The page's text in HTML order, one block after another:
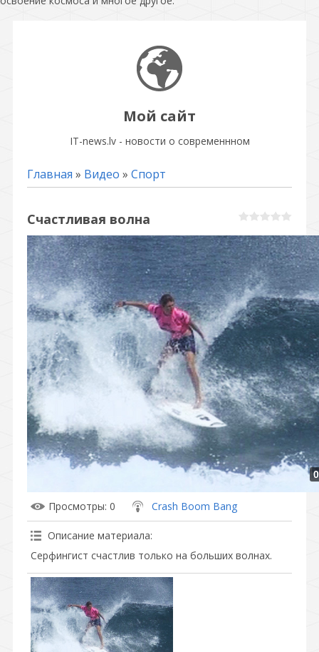
Мой сайт
IT-news.lv - новости о современнном
Главная » Видео » Спорт
Счастливая волна
Просмотры: 0 Crash Boom Bang
Описание материала:
Серфингист счастлив только на больших волнах.